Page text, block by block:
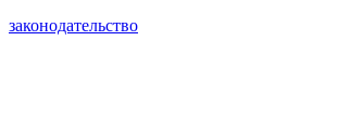
законодательство